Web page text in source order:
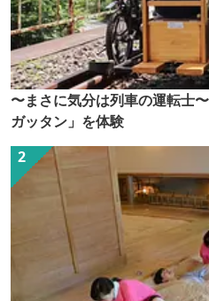
〜まさに気分は列車の運転士
ガッタン」を体験